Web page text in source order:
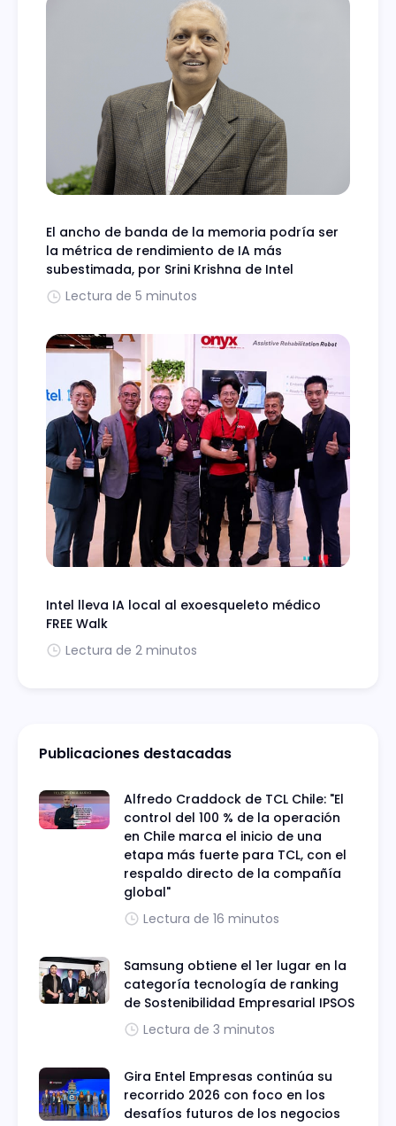
El ancho de banda de la memoria podría ser
la métrica de rendimiento de IA más
subestimada, por Srini Krishna de Intel
Lectura de 5 minutos
Intel lleva IA local al exoesqueleto médico
FREE Walk
Lectura de 2 minutos
Publicaciones destacadas
Alfredo Craddock de TCL Chile: "El
control del 100 % de la operación
en Chile marca el inicio de una
etapa más fuerte para TCL, con el
respaldo directo de la compañía
global"
Lectura de 16 minutos
Samsung obtiene el 1er lugar en la
categoría tecnología de ranking
de Sostenibilidad Empresarial IPSOS
Lectura de 3 minutos
Gira Entel Empresas continúa su
recorrido 2026 con foco en los
desafíos futuros de los negocios